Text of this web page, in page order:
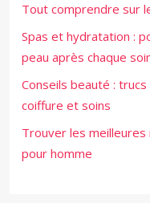
Tout comprendre sur
Spas et hydratation :
peau après chaque
Conseils beauté :
coiffure et soins
Trouver les
pour homme